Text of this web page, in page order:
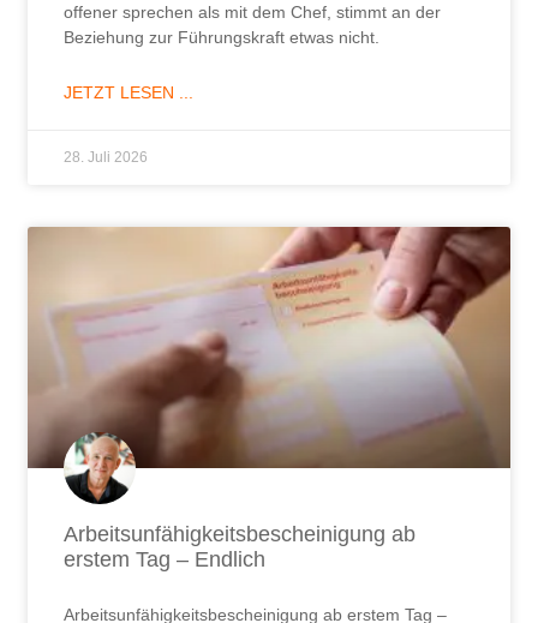
offener sprechen als mit dem Chef, stimmt an der
Beziehung zur Führungskraft etwas nicht.
JETZT LESEN ...
28. Juli 2026
Arbeitsunfähigkeitsbescheinigung ab
erstem Tag – Endlich
Arbeitsunfähigkeitsbescheinigung ab erstem Tag –